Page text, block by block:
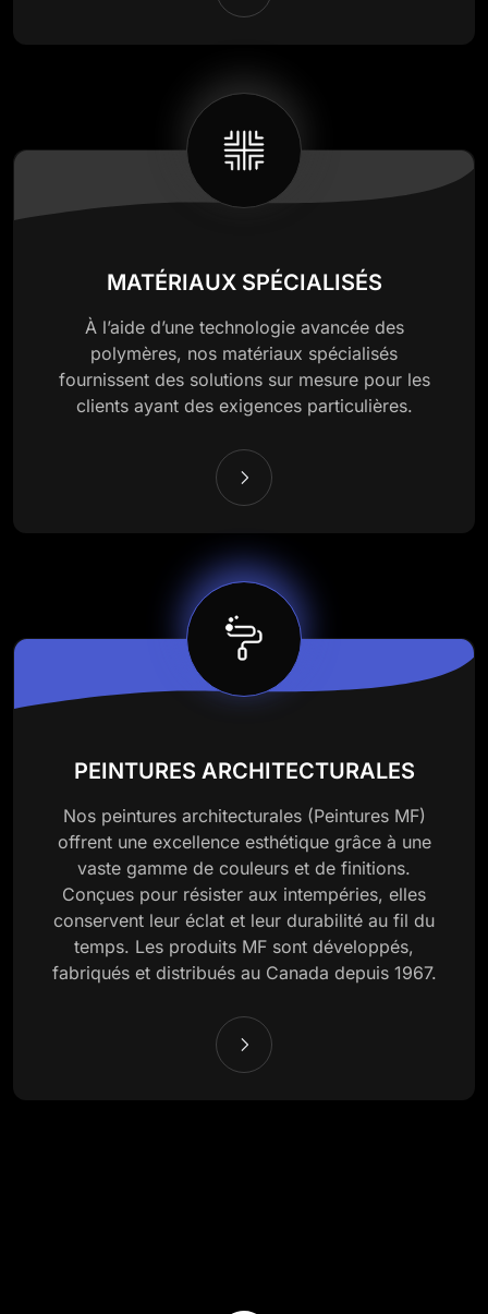
MATÉRIAUX SPÉCIALISÉS
À l’aide d’une technologie avancée des
polymères, nos matériaux spécialisés
fournissent des solutions sur mesure pour les
clients ayant des exigences particulières.
PEINTURES ARCHITECTURALES
Nos peintures architecturales (Peintures MF)
offrent une excellence esthétique grâce à une
vaste gamme de couleurs et de finitions.
Conçues pour résister aux intempéries, elles
conservent leur éclat et leur durabilité au fil du
temps. Les produits MF sont développés,
fabriqués et distribués au Canada depuis 1967.